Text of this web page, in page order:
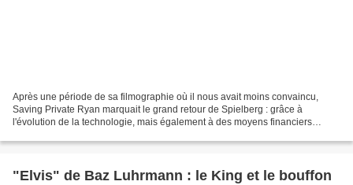
Après une période de sa filmographie où il nous avait moins convaincu,
Saving Private Ryan marquait le grand retour de Spielberg : grâce à
l'évolution de la technologie, mais également à des moyens financiers
"Elvis" de Baz Luhrmann : le King et le bouffon